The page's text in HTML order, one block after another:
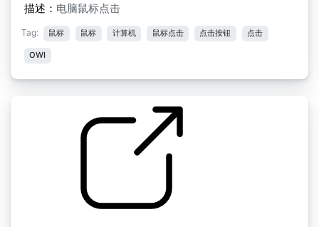
描述： 电脑鼠标点击
Tag: 鼠标 鼠标 计算机 鼠标点击 点击按钮 点击
OWI